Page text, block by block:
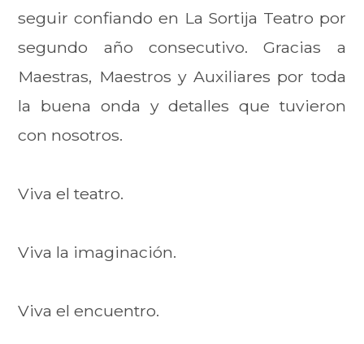
seguir confiando en La Sortija Teatro por
segundo año consecutivo. Gracias a
Maestras, Maestros y Auxiliares por toda
la buena onda y detalles que tuvieron
con nosotros.
Viva el teatro.
Viva la imaginación.
Viva el encuentro.